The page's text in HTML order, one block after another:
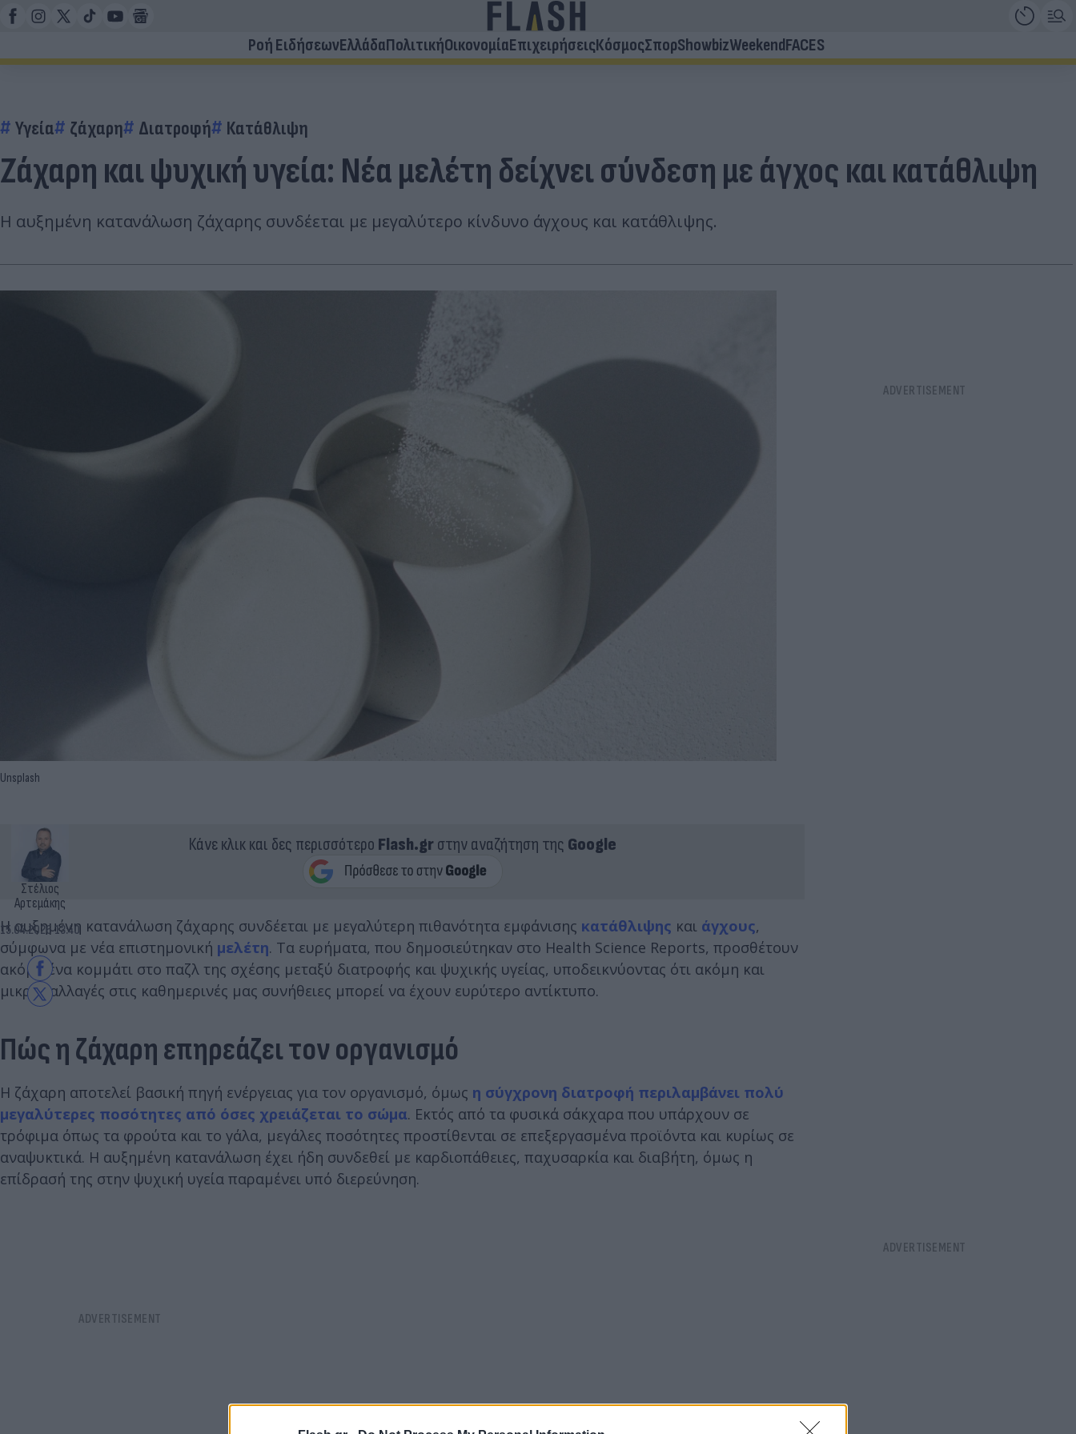
Ροή ΕιδήσεωνΕλλάδαΠολιτικήΟικονομίαΕπιχειρήσειςΚόσμοςΣπορShowbizWeekendFACES
Υγεία ζάχαρη Διατροφή Κατάθλιψη
Ζάχαρη και ψυχική υγεία: Νέα μελέτη δείχνει σύνδεση με άγχος και κατάθλιψη
Η αυξημένη κατανάλωση ζάχαρης συνδέεται με μεγαλύτερο κίνδυνο άγχους και κατάθλιψης.
Unsplash
Στέλιος
Αρτεμάκης
15.04.2026 13:40
Κάνε κλικ και δες περισσότερο Flash.grστην αναζήτηση της Google
Η αυξημένη κατανάλωση ζάχαρης συνδέεται με μεγαλύτερη πιθανότητα εμφάνισης κατάθλιψης και άγχους,
σύμφωνα με νέα επιστημονική μελέτη. Τα ευρήματα, που δημοσιεύτηκαν στο Health Science Reports, προσθέτουν
ακόμη ένα κομμάτι στο παζλ της σχέσης μεταξύ διατροφής και ψυχικής υγείας, υποδεικνύοντας ότι ακόμη και
μικρές αλλαγές στις καθημερινές μας συνήθειες μπορεί να έχουν ευρύτερο αντίκτυπο.
Πώς η ζάχαρη επηρεάζει τον οργανισμό
Η ζάχαρη αποτελεί βασική πηγή ενέργειας για τον οργανισμό, όμως η σύγχρονη διατροφή περιλαμβάνει πολύ
μεγαλύτερες ποσότητες από όσες χρειάζεται το σώμα. Εκτός από τα φυσικά σάκχαρα που υπάρχουν σε
τρόφιμα όπως τα φρούτα και το γάλα, μεγάλες ποσότητες προστίθενται σε επεξεργασμένα προϊόντα και κυρίως σε
αναψυκτικά. Η αυξημένη κατανάλωση έχει ήδη συνδεθεί με καρδιοπάθειες, παχυσαρκία και διαβήτη, όμως η
επίδρασή της στην ψυχική υγεία παραμένει υπό διερεύνηση.